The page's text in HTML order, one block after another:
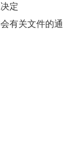
定
有关文件的通